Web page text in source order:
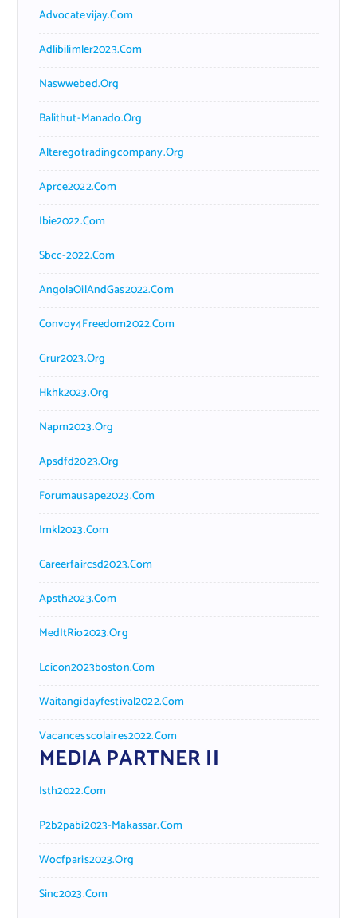
Advocatevijay.com
Adlibilimler2023.com
Naswwebed.org
Balithut-Manado.org
Alteregotradingcompany.org
Aprce2022.com
Ibie2022.com
Sbcc-2022.com
AngolaOilAndGas2022.com
Convoy4Freedom2022.com
Grur2023.org
Hkhk2023.org
Napm2023.org
Apsdfd2023.org
Forumausape2023.com
Imkl2023.com
Careerfaircsd2023.com
Apsth2023.com
MedItRio2023.org
Lcicon2023boston.com
Waitangidayfestival2022.com
Vacancesscolaires2022.com
MEDIA PARTNER II
Isth2022.com
P2b2pabi2023-Makassar.com
Wocfparis2023.org
Sinc2023.com